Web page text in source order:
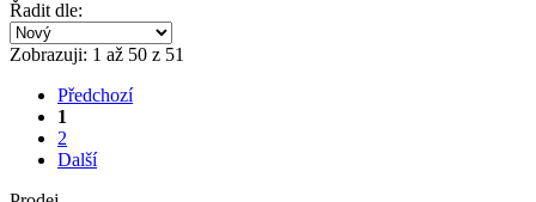
Řadit dle:
Zobrazuji: 1 až 50 z 51
Předchozí
1
2
Další